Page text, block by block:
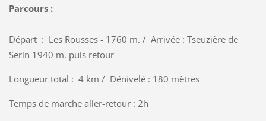
Parcours :
Départ : Les Rousses - 1760 m. / Arrivée : Tseuzière de
Serin 1940 m. puis retour
Longueur total : 4 km / Dénivelé : 180 mètres
Temps de marche aller-retour : 2h